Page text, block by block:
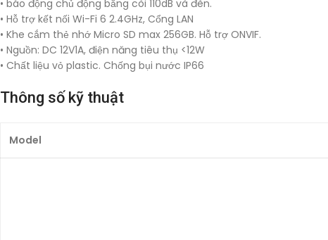
• báo động chủ động bằng còi 110dB và đèn.
• Hỗ trợ kết nối Wi-Fi 6 2.4GHz, Cổng LAN
• Khe cắm thẻ nhớ Micro SD max 256GB. Hỗ trợ ONVIF.
• Nguồn: DC 12V1A, điện năng tiêu thụ <12W
• Chất liệu vỏ plastic. Chống bụi nước IP66
Thông số kỹ thuật
Model